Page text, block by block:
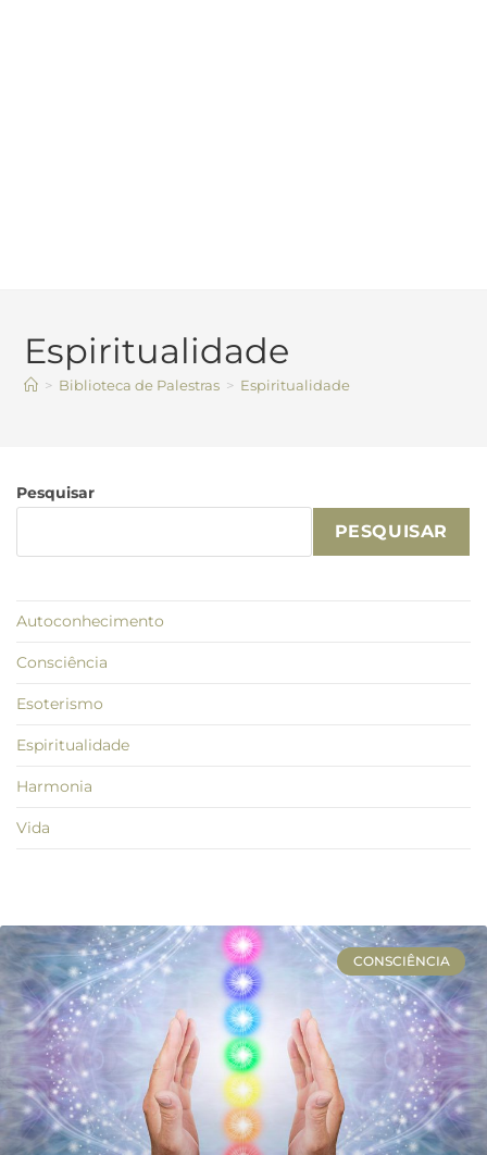
Espiritualidade
> Biblioteca de Palestras > Espiritualidade
CONSCIÊNCIA
Pesquisar
PESQUISAR
Autoconhecimento
Consciência
Esoterismo
Espiritualidade
Harmonia
Vida